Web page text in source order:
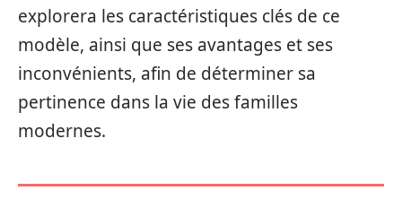
explorera les caractéristiques clés de ce
modèle, ainsi que ses avantages et ses
inconvénients, afin de déterminer sa
pertinence dans la vie des familles
modernes.